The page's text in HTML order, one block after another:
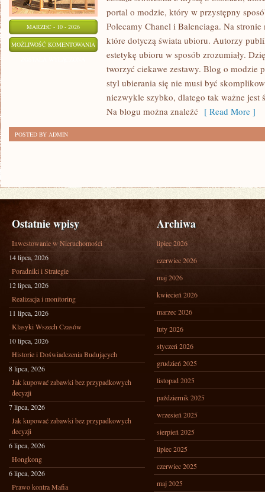
MARZEC - 10 - 2026
MOŻLIWOŚĆ KOMENTOWANIA H&M
portal o modzie, który w przystępny
Polecamy Chanel i Balenciaga. Na
które dotyczą świata ubioru. Autorzy
estetykę ubioru w sposób zrozumiały.
tworzyć ciekawe zestawy. Blog o modzie
styl ubierania się nie musi być
niezwykle szybko, dlatego tak ważne jest
Na blogu można znaleźć [ Read More ]
POSTED BY ADMIN
Ostatnie wpisy
Inwestowanie w Nieruchomości
14 lipca, 2026
Poradniki i Strategie
12 lipca, 2026
Realizacja i monitoring
11 lipca, 2026
Klasyki Wszech Czasów
10 lipca, 2026
Historie i Doświadczenia Budujących
8 lipca, 2026
Jak kupować zabawki bez przypadkowych
decyzji
7 lipca, 2026
Jak kupować zabawki bez przypadkowych
decyzji
6 lipca, 2026
Hongkong
6 lipca, 2026
Prawo kontra Mafia
Archiwa
lipiec 2026
czerwiec 2026
maj 2026
kwiecień 2026
marzec 2026
luty 2026
styczeń 2026
grudzień 2025
listopad 2025
październik 2025
wrzesień 2025
sierpień 2025
lipiec 2025
czerwiec 2025
maj 2025